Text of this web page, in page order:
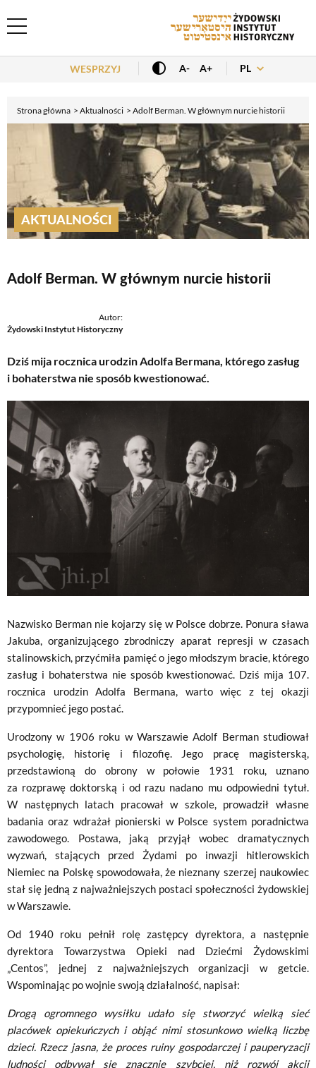
Header Menu
WESPRZYJ A- A+ PL
Strona główna Aktualności Adolf Berman. W głównym nurcie historii
AKTUALNOŚCI
Adolf Berman. W głównym nurcie historii
Autor:
Żydowski Instytut Historyczny
Dziś mija rocznica urodzin Adolfa Bermana, którego zasług
i bohaterstwa nie sposób kwestionować.
Nazwisko Berman nie kojarzy się w Polsce dobrze. Ponura sława
Jakuba, organizującego zbrodniczy aparat represji w czasach
stalinowskich, przyćmiła pamięć o jego młodszym bracie, którego
zasług i bohaterstwa nie sposób kwestionować. Dziś mija 107.
rocznica urodzin Adolfa Bermana, warto więc z tej okazji
przypomnieć jego postać.
Urodzony w 1906 roku w Warszawie Adolf Berman studiował
psychologię, historię i filozofię. Jego pracę magisterską,
przedstawioną do obrony w połowie 1931 roku, uznano
za rozprawę doktorską i od razu nadano mu odpowiedni tytuł.
W następnych latach pracował w szkole, prowadził własne
badania oraz wdrażał pionierski w Polsce system poradnictwa
zawodowego. Postawa, jaką przyjął wobec dramatycznych
wyzwań, stających przed Żydami po inwazji hitlerowskich
Niemiec na Polskę spowodowała, że nieznany szerzej naukowiec
stał się jedną z najważniejszych postaci społeczności żydowskiej
w Warszawie.
Od 1940 roku pełnił rolę zastępcy dyrektora, a następnie
dyrektora Towarzystwa Opieki nad Dziećmi Żydowskimi
„Centos”, jednej z najważniejszych organizacji w getcie.
Wspominając po wojnie swoją działalność, napisał:
Drogą ogromnego wysiłku udało się stworzyć wielką sieć
placówek opiekuńczych i objąć nimi stosunkowo wielką liczbę
dzieci. Rzecz jasna, że proces ruiny gospodarczej i pauperyzacji
ludności odbywał się znacznie szybciej, niż rozwój akcji